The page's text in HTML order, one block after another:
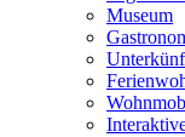
Museum